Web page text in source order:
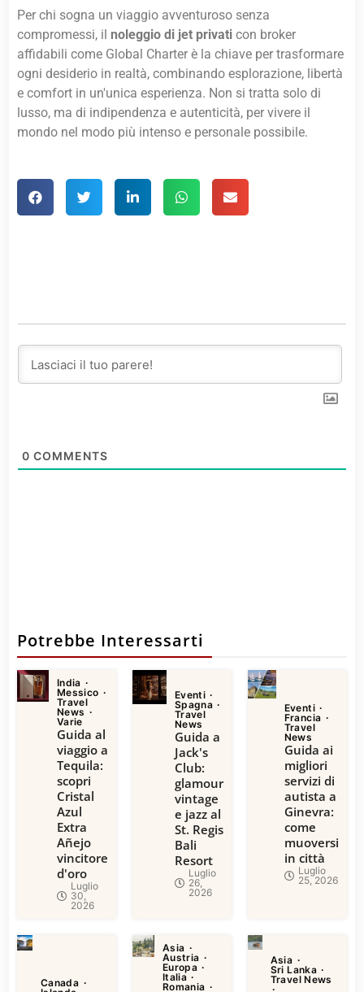
Per chi sogna un viaggio avventuroso senza
compromessi, il noleggio di jet privati con broker
affidabili come Global Charter è la chiave per trasformare
ogni desiderio in realtà, combinando esplorazione, libertà
e comfort in un'unica esperienza. Non si tratta solo di
lusso, ma di indipendenza e autenticità, per vivere il
mondo nel modo più intenso e personale possibile.
0 COMMENTS
Potrebbe Interessarti
India
Messico
Travel
News
Varie
Guida al
viaggio a
Tequila:
scopri
Cristal
Azul
Extra
Añejo
vincitore
d'oro
Luglio
30,
2026
Eventi
Spagna
Travel
News
Guida a
Jack's
Club:
glamour
vintage
e jazz al
St. Regis
Bali
Resort
Luglio
26,
2026
Eventi
Francia
Travel
News
Guida ai
migliori
servizi di
autista a
Ginevra:
come
muoversi
in città
Luglio
25, 2026
Canada
Asia
Austria
Europa
Italia
Romania
Asia
Sri Lanka
Travel News